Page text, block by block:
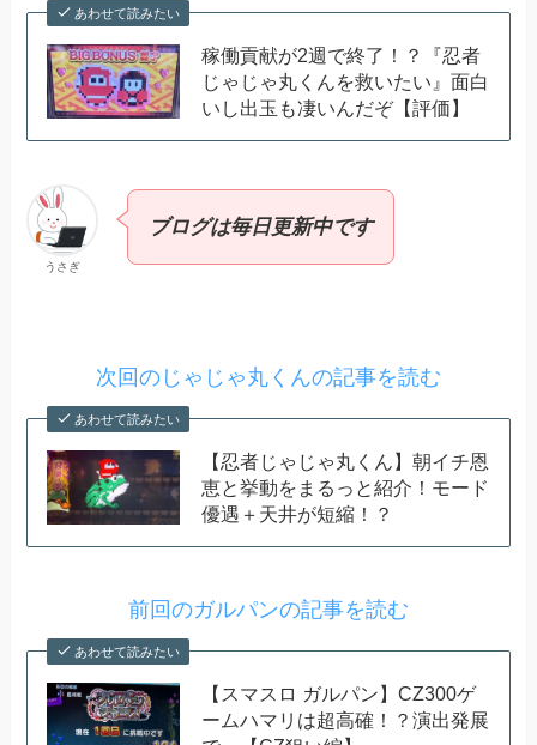
あわせて読みたい
稼働貢献が2週で終了！？『忍者
じゃじゃ丸くんを救いたい』面白
いし出玉も凄いんだぞ【評価】
うさぎ
ブログは毎日更新中です
次回のじゃじゃ丸くんの記事を読む
あわせて読みたい
【忍者じゃじゃ丸くん】朝イチ恩
恵と挙動をまるっと紹介！モード
優遇＋天井が短縮！？
前回のガルパンの記事を読む
あわせて読みたい
【スマスロ ガルパン】CZ300ゲ
ームハマリは超高確！？演出発展